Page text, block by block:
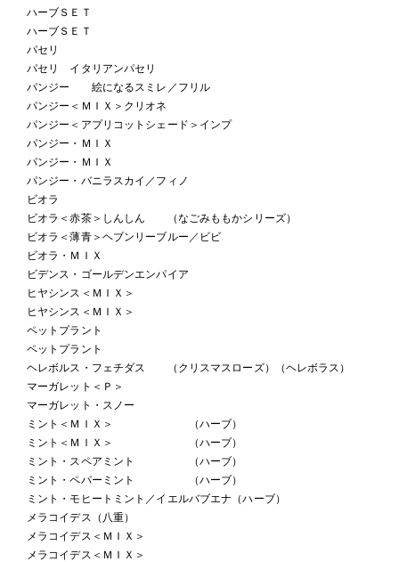
ハーブＳＥＴ
ハーブＳＥＴ
パセリ
パセリ イタリアンパセリ
パンジー 絵になるスミレ／フリル
パンジー＜ＭＩＸ＞クリオネ
パンジー＜アプリコットシェード＞インプ
パンジー・ＭＩＸ
パンジー・ＭＩＸ
パンジー・バニラスカイ／フィノ
ビオラ
ビオラ＜赤茶＞しんしん （なごみももかシリーズ）
ビオラ＜薄青＞ヘブンリーブルー／ビビ
ビオラ・ＭＩＸ
ビデンス・ゴールデンエンパイア
ヒヤシンス＜ＭＩＸ＞
ヒヤシンス＜ＭＩＸ＞
ペットプラント
ペットプラント
ヘレボルス・フェチダス （クリスマスローズ）（ヘレボラス）
マーガレット＜Ｐ＞
マーガレット・スノー
ミント＜ＭＩＸ＞ （ハーブ）
ミント＜ＭＩＸ＞ （ハーブ）
ミント・スペアミント （ハーブ）
ミント・ペパーミント （ハーブ）
ミント・モヒートミント／イエルバブエナ（ハーブ）
メラコイデス（八重）
メラコイデス＜ＭＩＸ＞
メラコイデス＜ＭＩＸ＞